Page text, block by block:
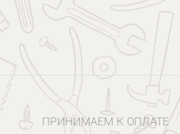
ПРИНИМАЕМ К ОПЛАТЕ